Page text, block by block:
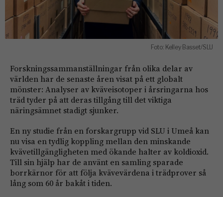
Foto: Kelley Basset/SLU
Forskningssammanställningar från olika delar av
världen har de senaste åren visat på ett globalt
mönster: Analyser av kväveisotoper i årsringarna hos
träd tyder på att deras tillgång till det viktiga
näringsämnet stadigt sjunker.
En ny studie från en forskargrupp vid SLU i Umeå kan
nu visa en tydlig koppling mellan den minskande
kvävetillgängligheten med ökande halter av koldioxid.
Till sin hjälp har de använt en samling sparade
borrkärnor för att följa kvävevärdena i trädprover så
lång som 60 år bakåt i tiden.